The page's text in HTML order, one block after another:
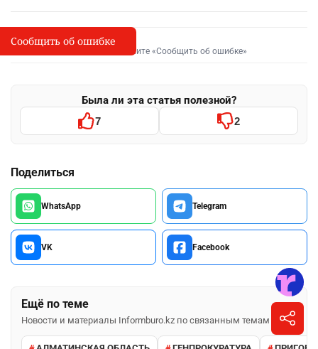
I
Сообщить об опечатке
Выделите фрагмент и нажмите «Сообщить об ошибке»
Была ли эта статья полезной?
7 2
Поделиться
WhatsApp Telegram
VK Facebook
Ещё по теме
Новости и материалы Informburo.kz по связанным темам
Сообщить об ошибке